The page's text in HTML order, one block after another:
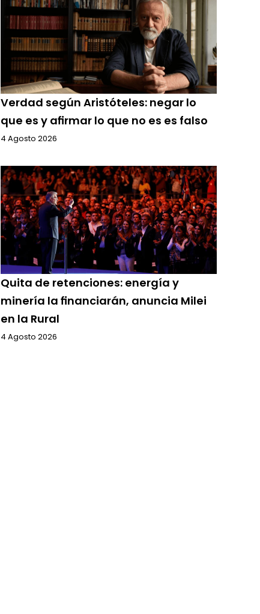
Verdad según Aristóteles: negar lo
que es y afirmar lo que no es es falso
4 Agosto 2026
Quita de retenciones: energía y
minería la financiarán, anuncia Milei
en la Rural
4 Agosto 2026